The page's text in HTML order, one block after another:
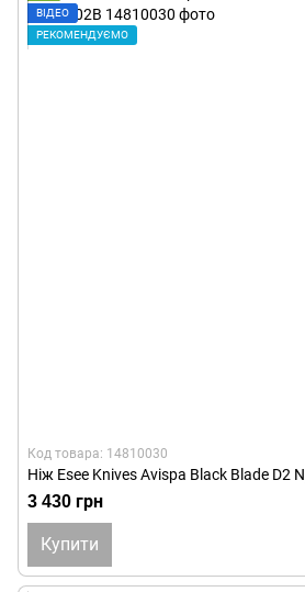
ВІДЕО
РЕКОМЕНДУЄМО
Код товара: 14810030
Ніж Esee Knives Avispa Black Blade D2
3 430 грн
Купити